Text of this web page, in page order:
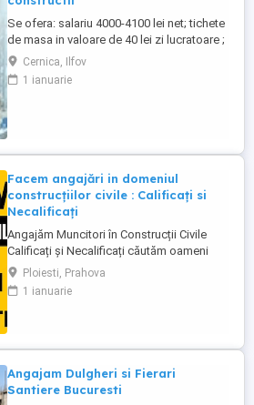
Se ofera: salariu 4000-4100 lei net; tichete
de masa in valoare de 40 lei zi lucratoare ;
asigurare privata de sanatate; decontare
transport; cazare pentru salariatii din
provincie; Ne situam pe platforma
Cernica, Ilfov
1 ianuarie
Facem angajări in domeniul
construcțiilor civile : Calificați si
Necalificați
Angajăm Muncitori în Construcții Civile
Calificați și Necalificați căutăm oameni
serioși, responsabili și implicați pentru
lucrări de calitate. Posturi disponibile:
Muncitori Calificați Polivalenți (cu
cunoștințe de bază ...
Ploiesti, Prahova
1 ianuarie
Angajam Dulgheri si Fierari
Santiere Bucuresti